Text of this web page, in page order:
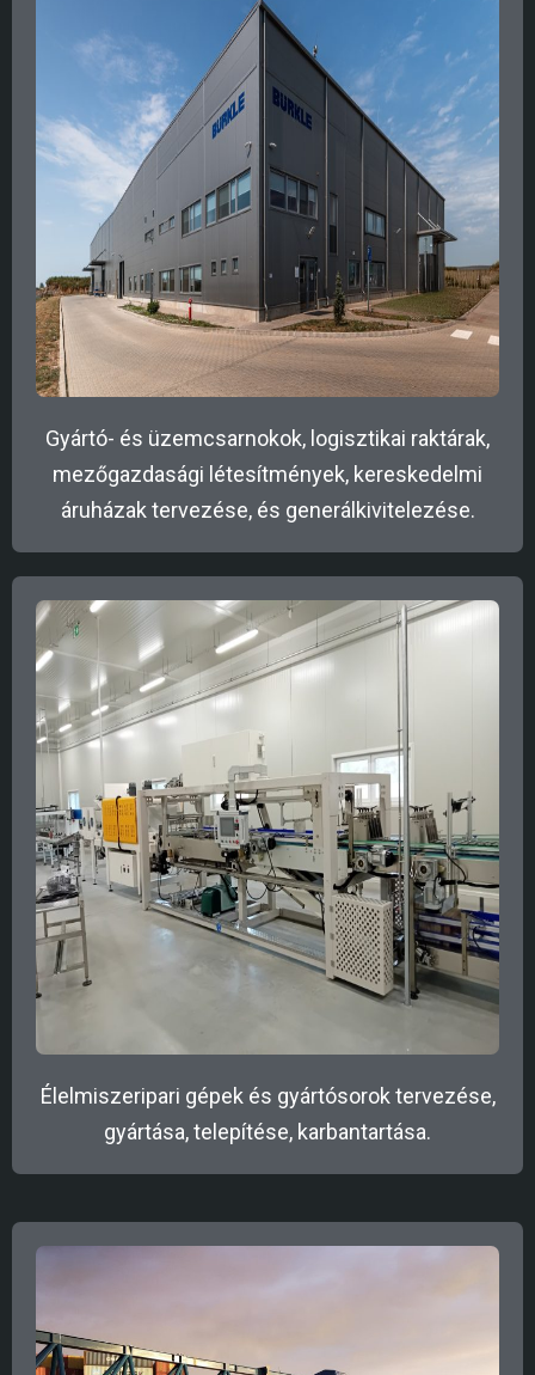
Gyártó- és üzemcsarnokok, logisztikai raktárak,
mezőgazdasági létesítmények, kereskedelmi
áruházak tervezése, és generálkivitelezése.
Élelmiszeripari gépek és gyártósorok tervezése,
gyártása, telepítése, karbantartása.